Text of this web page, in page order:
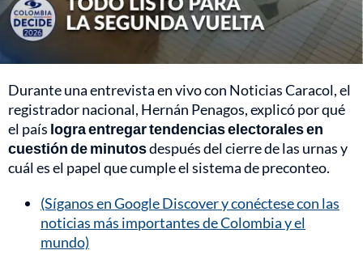
Durante una entrevista en vivo con Noticias Caracol, el
registrador nacional, Hernán Penagos, explicó por qué
el país logra entregar tendencias electorales en
cuestión de minutosdespués del cierre de las urnas y
cuál es el papel que cumple el sistema de preconteo.
(Síganos en Google Discover y conéctese con las
noticias más importantes de Colombia y el
mundo)